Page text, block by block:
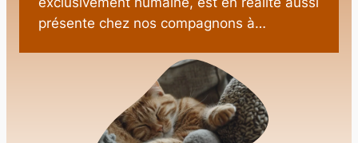
présente chez nos compagnons à…